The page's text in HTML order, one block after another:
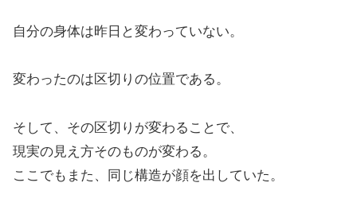
自分の身体は昨日と変わっていない。
変わったのは区切りの位置である。
そして、その区切りが変わることで、
現実の見え方そのものが変わる。
ここでもまた、同じ構造が顔を出していた。